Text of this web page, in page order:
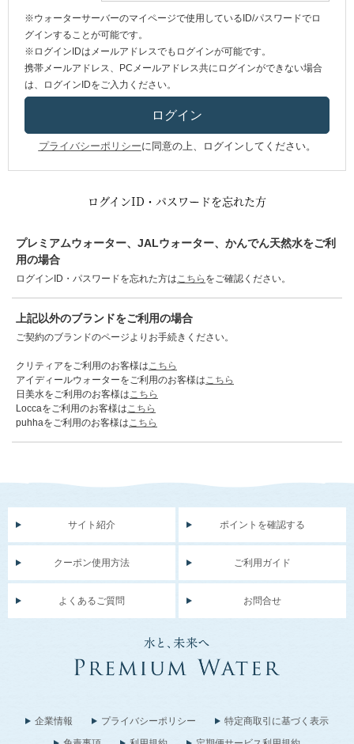
※ウォーターサーバーのマイページで使用しているID/パスワードでロ
グインすることが可能です。
※ログインIDはメールアドレスでもログインが可能です。
携帯メールアドレス、PCメールアドレス共にログインができない場合
は、ログインIDをご入力ください。
プライバシーポリシーに同意の上、ログインしてください。
ログインID・パスワードを忘れた方
プレミアムウォーター、JALウォーター、かんでん天然水をご利
用の場合
ログインID・パスワードを忘れた方はこちら をご確認ください。
上記以外のブランドをご利用の場合
ご契約のブランドのページよりお手続きください。
クリティアをご利用のお客様はこちら
アイディールウォーターをご利用のお客様はこちら
日美水をご利用のお客様はこちら
Loccaをご利用のお客様はこちら
puhhaをご利用のお客様はこちら
サイト紹介 ポイントを確認する
クーポン使用方法 ご利用ガイド
よくあるご質問 お問合せ
企業情報 プライバシーポリシー
特定商取引に基づく表示